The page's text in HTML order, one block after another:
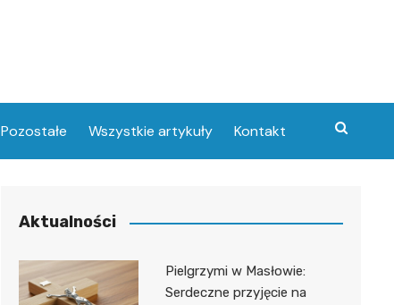
Pozostałe Wszystkie artykuły Kontakt
Aktualności
Pielgrzymi w Masłowie:
Serdeczne przyjęcie na